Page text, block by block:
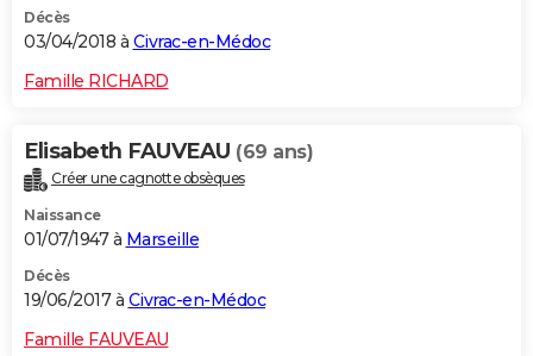
Décès
03/04/2018 à Civrac-en-Médoc
Famille RICHARD
Elisabeth FAUVEAU (69 ans)
Créer une cagnotte obsèques
Naissance
01/07/1947 à Marseille
Décès
19/06/2017 à Civrac-en-Médoc
Famille FAUVEAU